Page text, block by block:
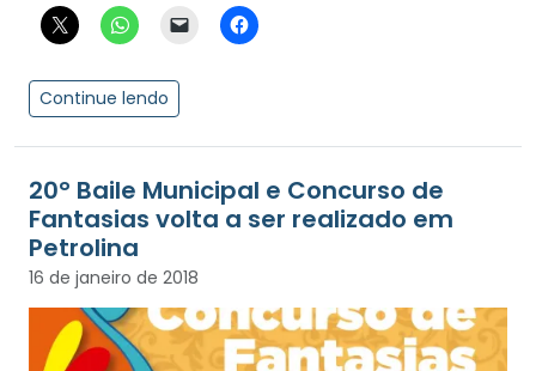
Continue lendo
20° Baile Municipal e Concurso de
Fantasias volta a ser realizado em
Petrolina
16 de janeiro de 2018